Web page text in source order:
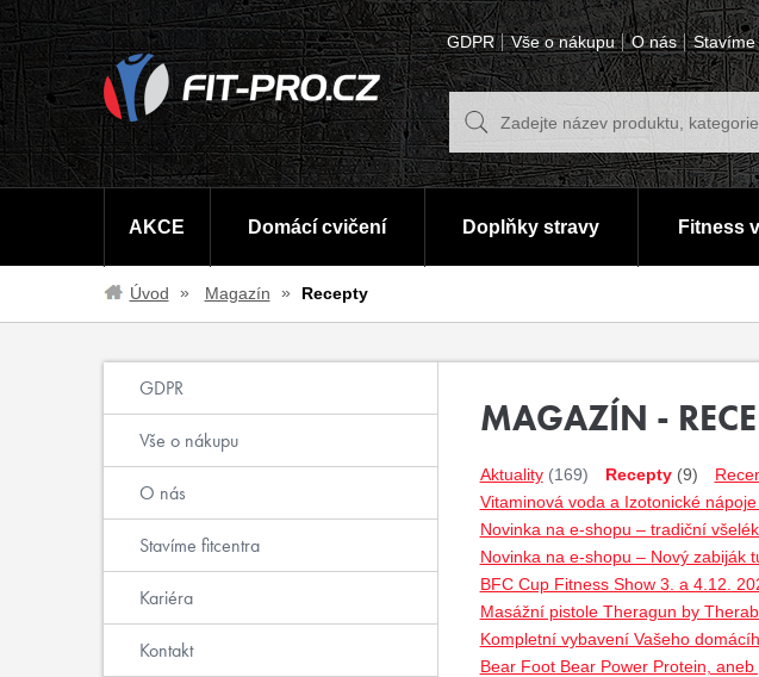
GDPR Vše o nákupu O nás
AKCE Domácí cvičení Doplňky stravy Fitness
Úvod Magazín Recepty
MAGAZÍN -
Aktuality (169) Recepty (9)
Vitaminová voda a Izotonické
Novinka na e-shopu – tradiční
Novinka na e-shopu – Nový zabiják
BFC Cup Fitness Show 3. a 4.12.
Masážní pistole Theragun by
Kompletní vybavení Vašeho
Bear Foot Bear Power Protein,
GDPR
Vše o nákupu
O nás
Stavíme fitcentra
Kariéra
Kontakt